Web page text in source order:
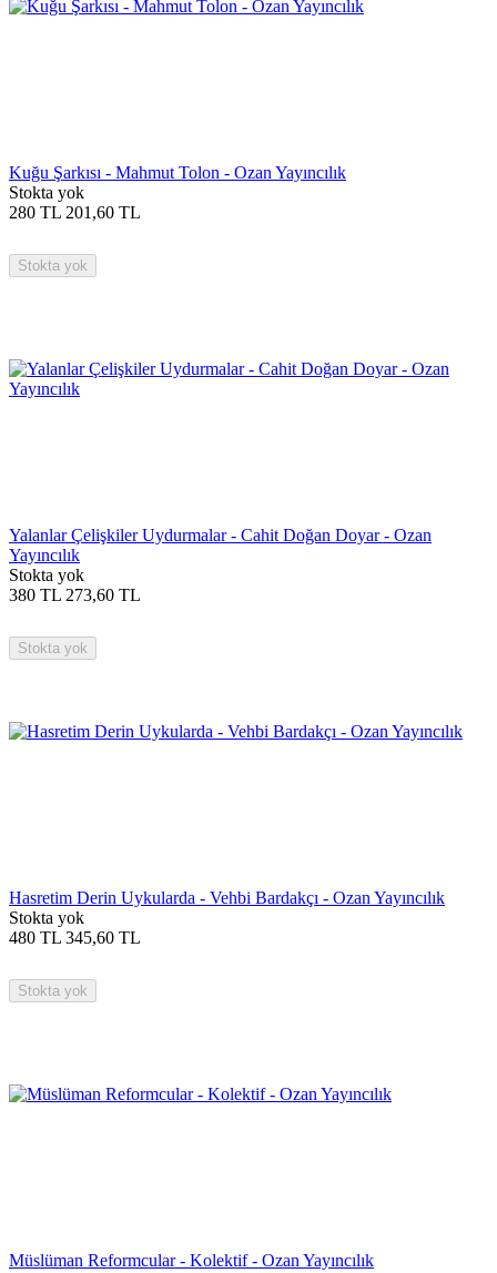
Kuğu Şarkısı - Mahmut Tolon - Ozan Yayıncılık
Stokta yok
280 TL 201,60 TL
Stokta yok
Yalanlar Çelişkiler Uydurmalar - Cahit Doğan Doyar - Ozan
Yayıncılık
Stokta yok
380 TL 273,60 TL
Stokta yok
Hasretim Derin Uykularda - Vehbi Bardakçı - Ozan Yayıncılık
Stokta yok
480 TL 345,60 TL
Stokta yok
Müslüman Reformcular - Kolektif - Ozan Yayıncılık